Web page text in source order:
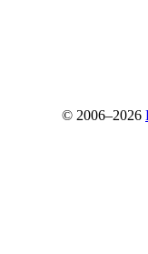
© 2006–2026